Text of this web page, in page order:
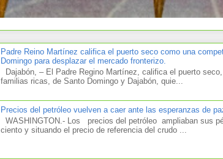
Padre Reino Martínez califica el puerto seco como una
Domingo para desplazar el mercado fronterizo.
Dajabón, – El Padre Regino Martínez, califica el puerto
familias ricas, de Santo Domingo y Dajabón, quie...
Precios del petróleo vuelven a caer ante las esperanzas de
WASHINGTON.- Los precios del petróleo ampliaban sus
ciento y situando el precio de referencia del crudo ...